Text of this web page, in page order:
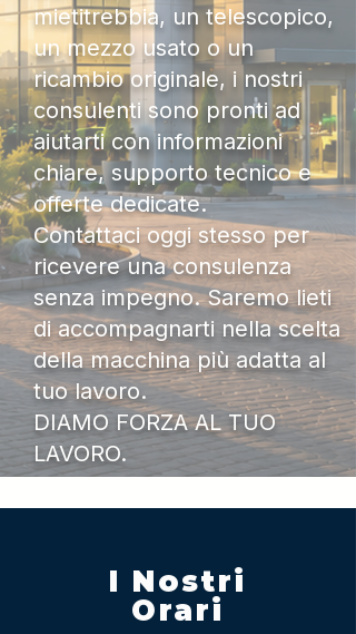
mietitrebbia, un telescopico,
un mezzo usato o un
ricambio originale, i nostri
consulenti sono pronti ad
aiutarti con informazioni
chiare, supporto tecnico e
offerte dedicate.
Contattaci oggi stesso per
ricevere una consulenza
senza impegno. Saremo lieti
di accompagnarti nella scelta
della macchina più adatta al
tuo lavoro.
DIAMO FORZA AL TUO
LAVORO.
I Nostri
Orari